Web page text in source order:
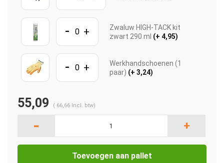
- +
Zwaluw HIGH-TACK kit
zwart 290 ml (+ 4,95)
- +
Werkhandschoenen (1
paar) (+ 3,24)
55,09 ( 66,66 Incl. btw)
- +
Toevoegen aan pallet